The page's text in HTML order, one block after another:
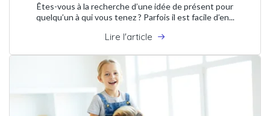
Êtes-vous à la recherche d’une idée de présent pour
quelqu’un à qui vous tenez ? Parfois il est facile d’en...
Lire l'article